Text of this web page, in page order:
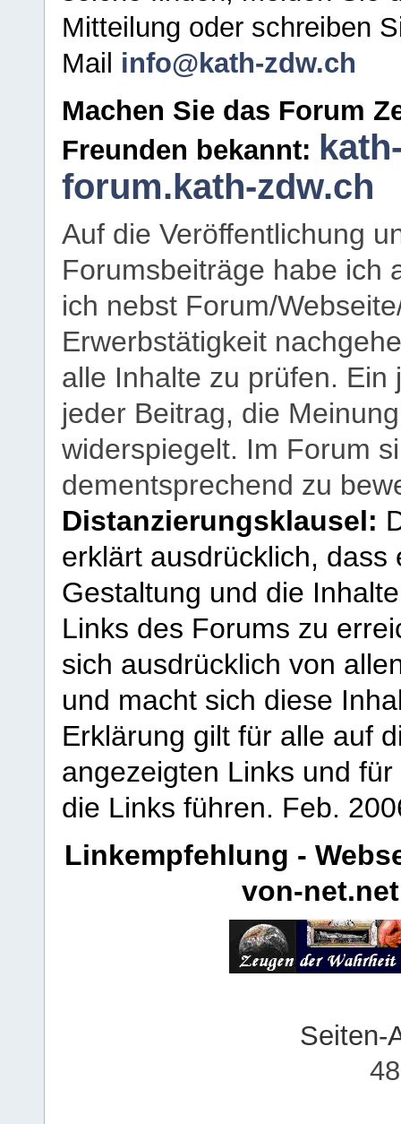
Mitteilung oder schreiben
Mail info@kath-zdw.ch
Machen Sie das Forum
Freunden bekannt:
forum.kath-zdw.ch
Auf die Veröffentlichung
Forumsbeiträge habe ich
ich nebst Forum/
Erwerbstätigkeit
alle Inhalte zu prüfen.
jeder Beitrag, die
widerspiegelt. Im Forum
dementsprechend zu
Distanzierungsklausel:
erklärt ausdrücklich,
Gestaltung und die
Links des Forums zu
sich ausdrücklich von
und macht sich diese
Erklärung gilt für alle auf
angezeigten Links und
die Links führen. Feb.
Linkempfehlung -
von-net.net
Seiten-